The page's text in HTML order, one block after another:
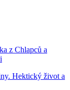
z Chlapců a
Hektický život a